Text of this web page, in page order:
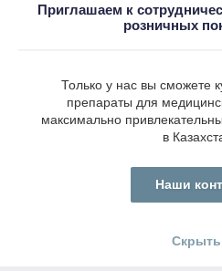
Приглашаем к
розничных
Только у нас вы сможете
препараты для
максимально
в
Наши
Скрыть